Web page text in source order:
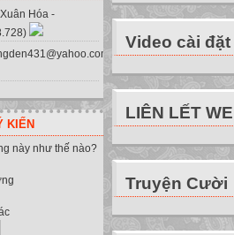
Hóa -
KIẾN
này như thế nào?
+ Thực hiện
trường. Đảm
+ Luôn có ý
sáng của giáo
+ Có tinh thần
tính trung thực
2. Kết quả công
2.1. Về công tác
quy định, thực
Video cài đặt
LIÊN LẾT
Truyện Cười